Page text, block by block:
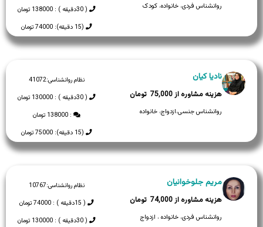
( 30دقیقه ) : 138000 تومان
(15 دقیقه): 74000 تومان
روانشناس فردی، خانواده، کودک
نظام روانشناسی:41072
( 30دقیقه ) : 130000 تومان
: 138000 تومان
(15 دقیقه): 75000 تومان
نادیا کیان
75,000
روانشناس جنسی،ازدواج، خانواده
نظام روانشناسی:10767
( 15دقیقه ) : 74000 تومان
( 30دقیقه ) : 130000 تومان
مریم جلوخوانیان
74,000
روانشناس فردی، خانواده ، ازدواج